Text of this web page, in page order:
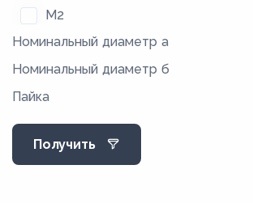
М2
М2м
М2р
М2РМ
М2т
М3
Номинальный диаметр а
Номинальный диаметр б
Пайка
Получить